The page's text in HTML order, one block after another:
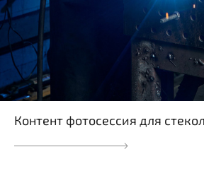
Контент фотосессия для